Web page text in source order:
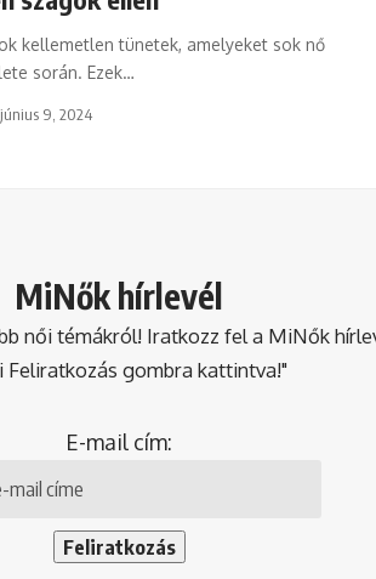
kellemetlen tünetek, amelyeket sok nő
során. Ezek…
június 9, 2024
MiNők hírlevél
női témákról! Iratkozz fel a MiNők
Feliratkozás gombra kattintva!"
E-mail cím: